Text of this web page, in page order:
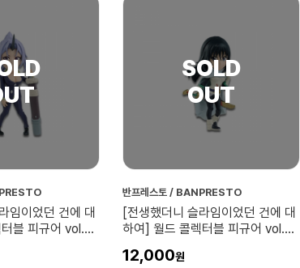
임이었던 건에 대
블 피규어 vol.2
반프레스토 / BANPRESTO
[전생했더니 슬라임이었던 건에 대
하여] 월드 콜렉터블 피규어 vol.2
12,000